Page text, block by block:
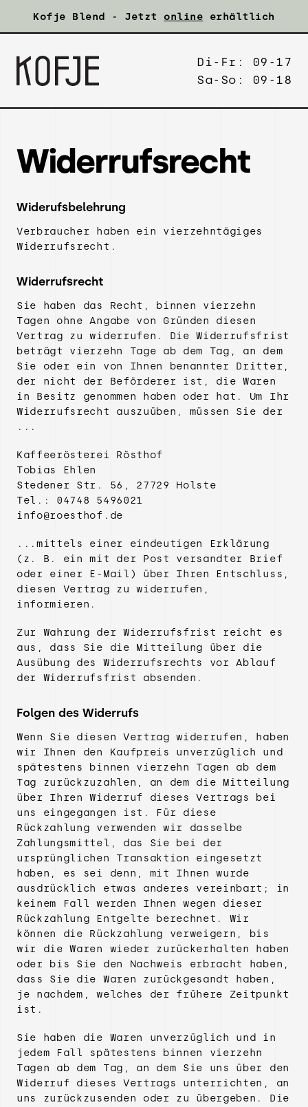
Kofje Blend - Jetzt online erhältlich
Di-Fr: 09-17
Sa-So: 09-18
Widerrufsrecht
Widerufsbelehrung
Verbraucher haben ein vierzehntägiges
Widerrufsrecht.
Widerrufsrecht
Sie haben das Recht, binnen vierzehn
Tagen ohne Angabe von Gründen diesen
Vertrag zu widerrufen. Die Widerrufsfrist
beträgt vierzehn Tage ab dem Tag, an dem
Sie oder ein von Ihnen benannter Dritter,
der nicht der Beförderer ist, die Waren
in Besitz genommen haben oder hat. Um Ihr
Widerrufsrecht auszuüben, müssen Sie der
...
Kaffeerösterei Rösthof
Tobias Ehlen
Stedener Str. 56, 27729 Holste
Tel.: 04748 5496021
info@roesthof.de
...mittels einer eindeutigen Erklärung
(z. B. ein mit der Post versandter Brief
oder einer E-Mail) über Ihren Entschluss,
diesen Vertrag zu widerrufen,
informieren.
Zur Wahrung der Widerrufsfrist reicht es
aus, dass Sie die Mitteilung über die
Ausübung des Widerrufsrechts vor Ablauf
der Widerrufsfrist absenden.
Folgen des Widerrufs
Wenn Sie diesen Vertrag widerrufen, haben
wir Ihnen den Kaufpreis unverzüglich und
spätestens binnen vierzehn Tagen ab dem
Tag zurückzuzahlen, an dem die Mitteilung
über Ihren Widerruf dieses Vertrags bei
uns eingegangen ist. Für diese
Rückzahlung verwenden wir dasselbe
Zahlungsmittel, das Sie bei der
ursprünglichen Transaktion eingesetzt
haben, es sei denn, mit Ihnen wurde
ausdrücklich etwas anderes vereinbart; in
keinem Fall werden Ihnen wegen dieser
Rückzahlung Entgelte berechnet. Wir
können die Rückzahlung verweigern, bis
wir die Waren wieder zurückerhalten haben
oder bis Sie den Nachweis erbracht haben,
dass Sie die Waren zurückgesandt haben,
je nachdem, welches der frühere Zeitpunkt
ist.
Sie haben die Waren unverzüglich und in
jedem Fall spätestens binnen vierzehn
Tagen ab dem Tag, an dem Sie uns über den
Widerruf dieses Vertrags unterrichten, an
uns zurückzusenden oder zu übergeben. Die